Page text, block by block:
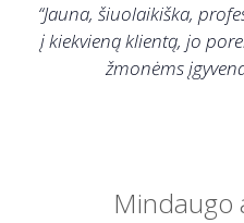
“Jauna, šiuolaikiška,
į kiekvieną klientą, jo
žmonėms
Mindaugo